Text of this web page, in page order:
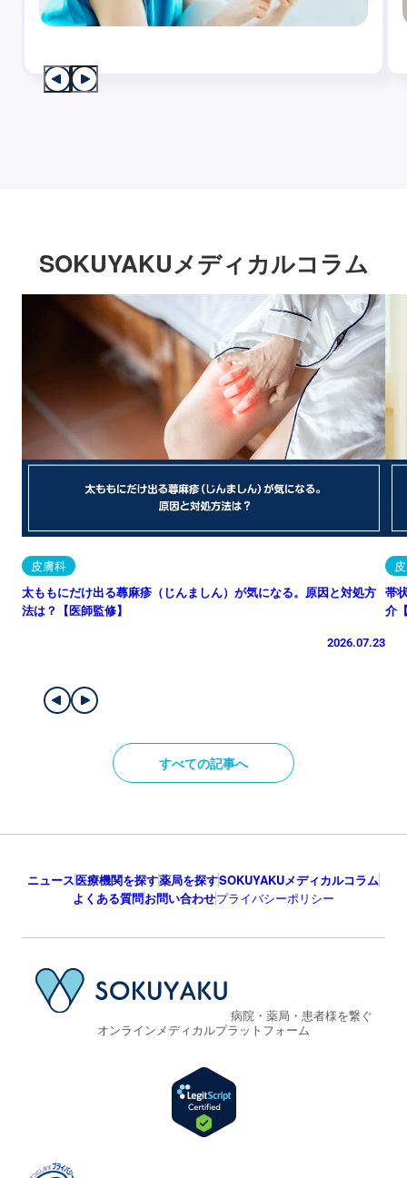
SOKUYAKUメディカルコラム
皮膚科
太ももにだけ出る蕁麻疹（じんましん）が気になる。原因と対処方
法は？【医師監修】
2026.07.23
帯
介
すべての記事へ
ニュース医療機関を探す薬局を探すSOKUYAKUメディカルコラム
よくある質問お問い合わせプライバシーポリシー
病院・薬局・患者様を繋ぐ
オンラインメディカルプラットフォーム